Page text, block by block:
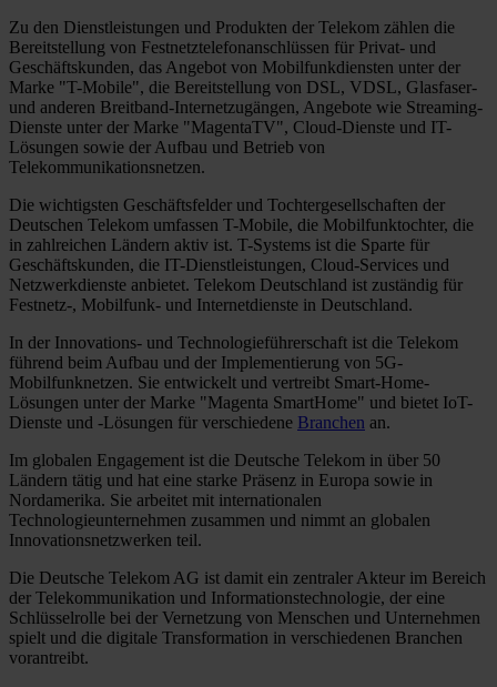
Zu den Dienstleistungen und Produkten der Telekom zählen die
Bereitstellung von Festnetztelefonanschlüssen für Privat- und
Geschäftskunden, das Angebot von Mobilfunkdiensten unter der
Marke "T-Mobile", die Bereitstellung von DSL, VDSL, Glasfaser-
und anderen Breitband-Internetzugängen, Angebote wie Streaming-
Dienste unter der Marke "MagentaTV", Cloud-Dienste und IT-
Lösungen sowie der Aufbau und Betrieb von
Telekommunikationsnetzen.
Die wichtigsten Geschäftsfelder und Tochtergesellschaften der
Deutschen Telekom umfassen T-Mobile, die Mobilfunktochter, die
in zahlreichen Ländern aktiv ist. T-Systems ist die Sparte für
Geschäftskunden, die IT-Dienstleistungen, Cloud-Services und
Netzwerkdienste anbietet. Telekom Deutschland ist zuständig für
Festnetz-, Mobilfunk- und Internetdienste in Deutschland.
In der Innovations- und Technologieführerschaft ist die Telekom
führend beim Aufbau und der Implementierung von 5G-
Mobilfunknetzen. Sie entwickelt und vertreibt Smart-Home-
Lösungen unter der Marke "Magenta SmartHome" und bietet IoT-
Dienste und -Lösungen für verschiedene Branchen an.
Im globalen Engagement ist die Deutsche Telekom in über 50
Ländern tätig und hat eine starke Präsenz in Europa sowie in
Nordamerika. Sie arbeitet mit internationalen
Technologieunternehmen zusammen und nimmt an globalen
Innovationsnetzwerken teil.
Die Deutsche Telekom AG ist damit ein zentraler Akteur im Bereich
der Telekommunikation und Informationstechnologie, der eine
Schlüsselrolle bei der Vernetzung von Menschen und Unternehmen
spielt und die digitale Transformation in verschiedenen Branchen
vorantreibt.